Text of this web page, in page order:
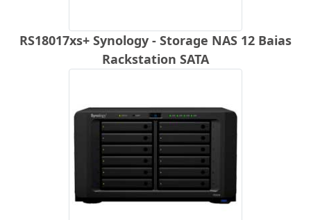
RS18017xs+ Synology - Storage NAS 12 Baias
Rackstation SATA